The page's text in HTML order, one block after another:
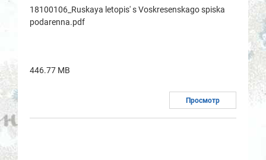
18100106_Ruskaya letopis' s Voskresenskago spiska
podarenna.pdf
446.77 MB
Просмотр